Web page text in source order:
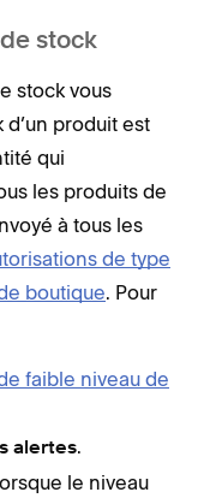
stock
stock vous
produit est
qui
les produits de
à tous les
de type
boutique. Pour
faible niveau de
alertes.
le niveau